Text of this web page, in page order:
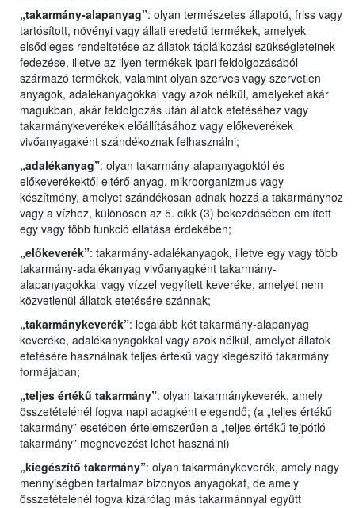
„takarmány-alapanyag”: olyan természetes állapotú, friss vagy
tartósított, növényi vagy állati eredetű termékek, amelyek
elsődleges rendeltetése az állatok táplálkozási szükségleteinek
fedezése, illetve az ilyen termékek ipari feldolgozásából
származó termékek, valamint olyan szerves vagy szervetlen
anyagok, adalékanyagokkal vagy azok nélkül, amelyeket akár
magukban, akár feldolgozás után állatok etetéséhez vagy
takarmánykeverékek előállításához vagy előkeverékek
vivőanyagaként szándékoznak felhasználni;
„adalékanyag”: olyan takarmány-alapanyagoktól és
előkeverékektől eltérő anyag, mikroorganizmus vagy
készítmény, amelyet szándékosan adnak hozzá a takarmányhoz
vagy a vízhez, különösen az 5. cikk (3) bekezdésében említett
egy vagy több funkció ellátása érdekében;
„előkeverék”: takarmány-adalékanyagok, illetve egy vagy több
takarmány-adalékanyag vivőanyagként takarmány-
alapanyagokkal vagy vízzel vegyített keveréke, amelyet nem
közvetlenül állatok etetésére szánnak;
„takarmánykeverék”: legalább két takarmány-alapanyag
keveréke, adalékanyagokkal vagy azok nélkül, amelyet állatok
etetésére használnak teljes értékű vagy kiegészítő takarmány
formájában;
„teljes értékű takarmány”: olyan takarmánykeverék, amely
összetételénél fogva napi adagként elegendő; (a „teljes értékű
takarmány” esetében értelemszerűen a „teljes értékű tejpótló
takarmány” megnevezést lehet használni)
„kiegészítő takarmány”: olyan takarmánykeverék, amely nagy
mennyiségben tartalmaz bizonyos anyagokat, de amely
összetételénél fogva kizárólag más takarmánnyal együtt